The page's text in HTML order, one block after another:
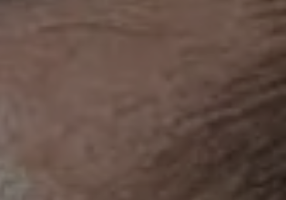
BIANCONERI
VIDEO
ALTRO